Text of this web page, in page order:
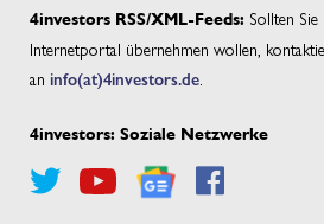
4investors RSS/XML-Feeds: Sollten
Internetportal übernehmen wollen,
an info(at)4investors.de
4investors: Soziale Netzwerke